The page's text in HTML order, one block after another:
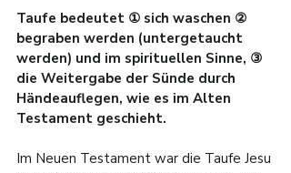
Taufe bedeutet ① sich waschen ②
begraben werden (untergetaucht
werden) und im spirituellen Sinne, ③
die Weitergabe der Sünde durch
Händeauflegen, wie es im Alten
Testament geschieht.
Im Neuen Testament war die Taufe Jesu